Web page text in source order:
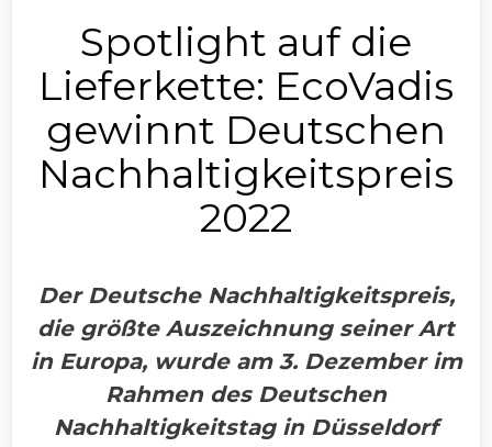
Spotlight auf die
Lieferkette: EcoVadis
gewinnt Deutschen
Nachhaltigkeitspreis
2022
Der Deutsche Nachhaltigkeitspreis,
die größte Auszeichnung seiner Art
in Europa, wurde am 3. Dezember im
Rahmen des Deutschen
Nachhaltigkeitstag in Düsseldorf